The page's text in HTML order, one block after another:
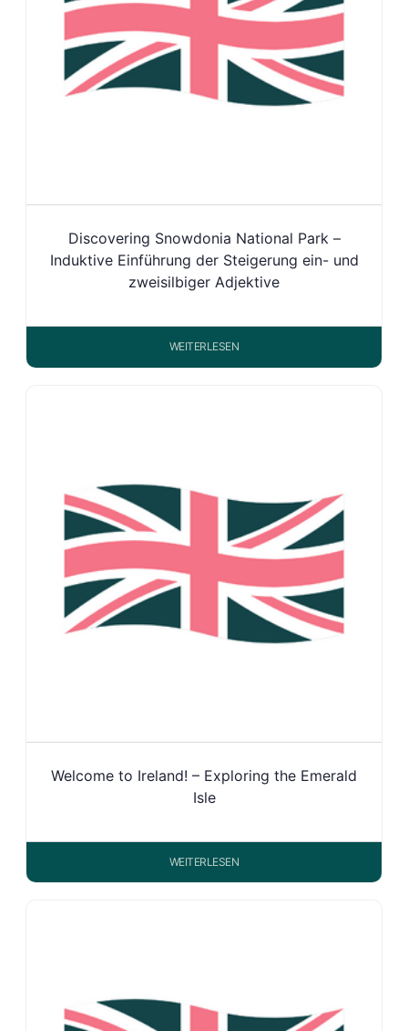
Discovering Snowdonia National Park –
Induktive Einführung der Steigerung ein- und
zweisilbiger Adjektive
WEITERLESEN
Welcome to Ireland! – Exploring the Emerald
Isle
WEITERLESEN